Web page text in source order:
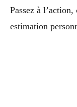
Passez à
estimation